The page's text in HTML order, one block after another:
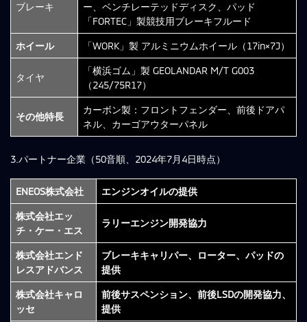
ブレーキ
ー、ベンチレーテッドディスク、パッド
「FORTEC」製競技用ブレーキフルード
ホイール 「WORK」製 アルミニウムホイール（17in×7J）
タイヤ
「横浜ゴム」製 GEOLANDAR M/T G003
（245/75R17）
その他特長
カーボン製：フロントフェンダー、前後ドアパ
ネル、カーゴアウターパネル
3.パートナー企業（50音順、2024年7月4日時点）
ENEOS株式会社 エンジンオイルの提供
株式会社エッ
チ・ケー・エス
ラリーエンジン開発協力
株式会社エンド
レスアドバンス
ブレーキキャリパー、ローター、パッドの
提供
株式会社キャロ
ッセ
前後サスペンション、前後LSDの開発協力、
提供